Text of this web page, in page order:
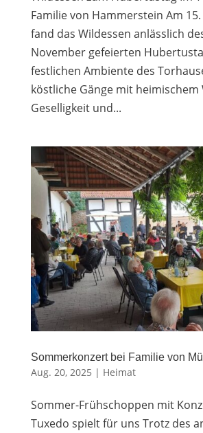
Familie von Hammerstein Am
fand das Wildessen anlässlich
November gefeierten
festlichen Ambiente des
köstliche Gänge mit heimischem
Geselligkeit und...
Sommerkonzert bei Familie von
Aug. 20, 2025 | Heimat
Sommer-Frühschoppen mit
Tuxedo spielt für uns Trotz des